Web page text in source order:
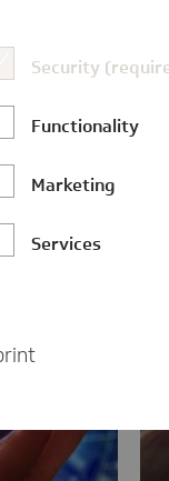
Security
Functionality
Marketing
Services